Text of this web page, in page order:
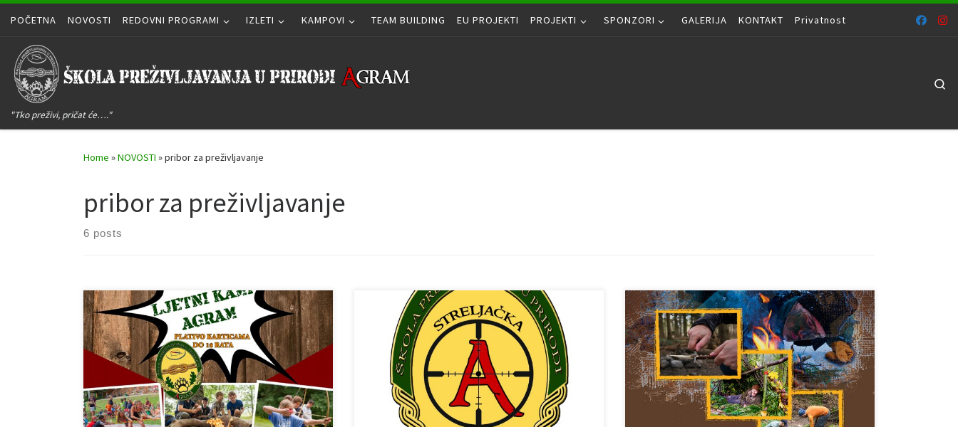
Skip to content
POČETNA NOVOSTI REDOVNI PROGRAMI IZLETI KAMPOVI TEAM BUILDING EU PROJEKTI PROJEKTI SPONZORI GALERIJA KONTAKT Privatnost
"Tko preživi, pričat će…."
Home »NOVOSTI »pribor za preživljavanje
pribor za preživljavanje
6 posts
Kada? 22.06.2024. – 29..06.2024. Gdje? POSEDARJE
Zašto? ODLIČAN POČETAK LJETA Aktivnosti? Paljenje
vatre, skupljanje vode, natjecateljske igre “Survivor”,
puno kupanja, orijentacije, signalizacija, snalaženje u
prostoru, prva pomoć, streljaštvo, streličarstvo i još
puno toga…. Uključeno u cijenu? 8 dana boravka,
prijevoz busom Zagreb -Posedarje -Zagreb, pansion
sa 4 obroka dnevno, radionice […]
Naša sekcija pištoljskog streljaštva nastavlja sa radom u
Novoj 2024. godini. Instruktori Mladen i Krešo i ove
godine voditi će vas do Vaših vrhunskih postignuća u
pucanju iz pištolja na streljani LAS, svaki utorka i
četvrtak od 18.00-20.00 sati. Pozvani su svi stari članovi
sekcije, a i novi zainteresirani. Morate […]
Još jedna vikend radionica. Još jedna avantura. Dobro
došli svi stariji od 17 godina. Zabavite se i uživajte u
prirodi uz naše kvalificirane instruktore. Želite li
savladati tajne proirode i surađivati sa njom kako bi
preživjeli, ovo je pravo mjesto za Vas. Sljeme je
pitoma planina koja vrlo lako može […]